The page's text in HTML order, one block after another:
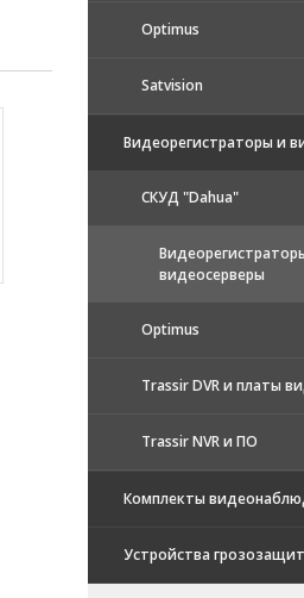
Optimus
Satvision
Видеорегистраторы и
CКУД "Dahua"
видеосерверы
Optimus
Trassir DVR и платы
Trassir NVR и ПО
Комплекты
Устройства